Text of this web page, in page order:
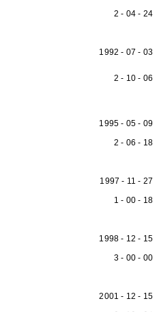
2 - 04 - 24
1992 - 07 - 03
2 - 10 - 06
1995 - 05 - 09
2 - 06 - 18
1997 - 11 - 27
1 - 00 - 18
1998 - 12 - 15
3 - 00 - 00
2001 - 12 - 15